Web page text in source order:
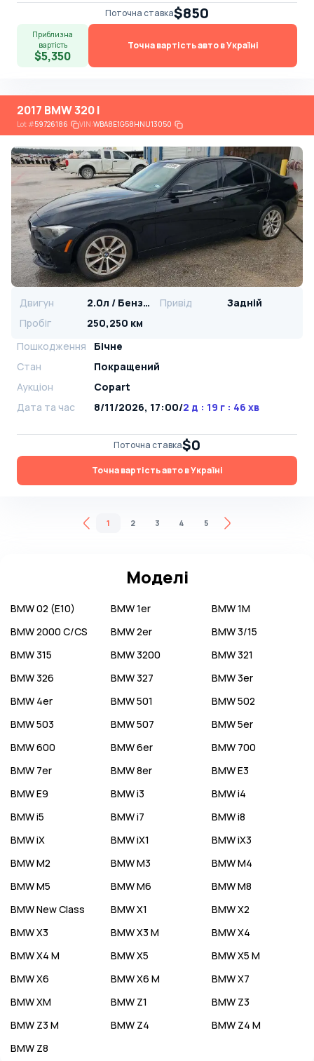
Поточна ставка$850
Приблизна
вартість
$5,350
Точна вартість авто в Україні
2017 BMW 320 I
Lot#59726186 VIN:WBA8E1G58HNU13050
Двигун 2.0л / Бензин Привід
Задній
Пробіг
250,250 км
Пошкодження
Бічне
Стан
Покращений
Аукціон
Copart
Дата та час
8/11/2026, 17:00/2 д : 19 г : 46 хв
Поточна ставка$0
Точна вартість авто в Україні
1 2 3 4 5
Моделі
BMW02 (E10) BMW1er BMW1M
BMW2000 C/CS BMW2er BMW3/15
BMW315 BMW3200 BMW321
BMW326 BMW327 BMW3er
BMW 4er BMW501 BMW502
BMW503 BMW507 BMW5er
BMW600 BMW6er BMW 700
BMW 7er BMW8er BMWE3
BMWE9 BMWi3 BMWi4
BMWi5 BMWi7 BMWi8
BMWiX BMWiX1 BMWiX3
BMWM2 BMWM3 BMWM4
BMWM5 BMWM6 BMWM8
BMWNew Class BMWX1 BMWX2
BMWX3 BMWX3 M BMWX4
BMWX4 M BMWX5 BMWX5 M
BMWX6 BMWX6 M BMWX7
BMWXM BMW Z1 BMW Z3
BMW Z3 M BMW Z4 BMW Z4 M
BMW Z8